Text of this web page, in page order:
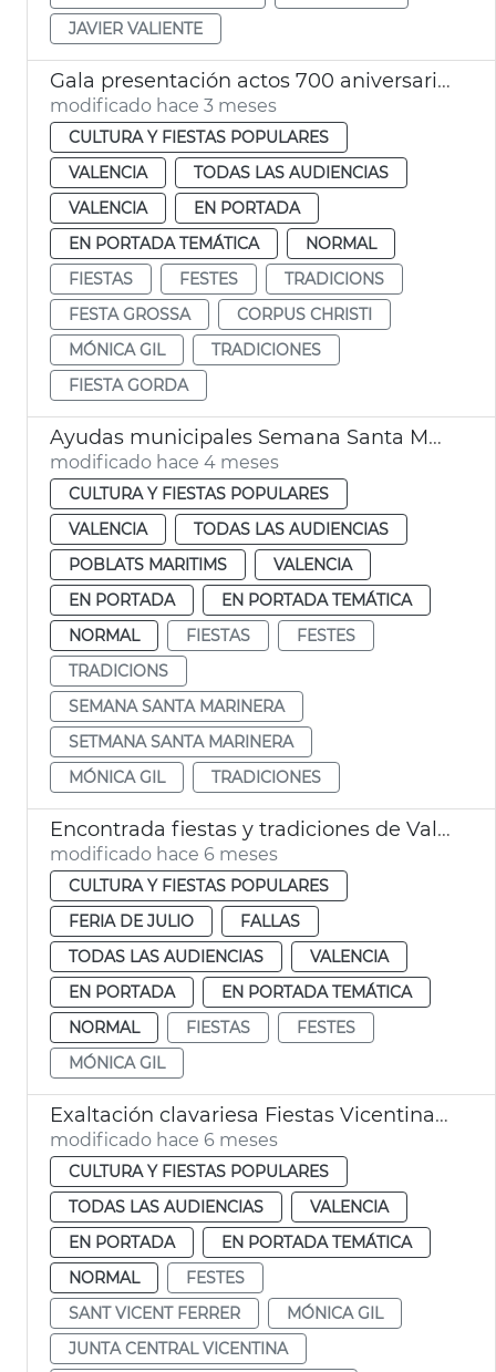
JAVIER VALIENTE
Gala presentación actos 700 aniversario Corpus Christi València
modificado hace 3 meses
CULTURA Y FIESTAS POPULARES
VALENCIA
TODAS LAS AUDIENCIAS
VALENCIA
EN PORTADA
EN PORTADA TEMÁTICA
NORMAL
FIESTAS
FESTES
TRADICIONS
FESTA GROSSA
CORPUS CHRISTI
MÓNICA GIL
TRADICIONES
FIESTA GORDA
Ayudas municipales Semana Santa Marinera València
modificado hace 4 meses
CULTURA Y FIESTAS POPULARES
VALENCIA
TODAS LAS AUDIENCIAS
POBLATS MARITIMS
VALENCIA
EN PORTADA
EN PORTADA TEMÁTICA
NORMAL
FIESTAS
FESTES
TRADICIONS
SEMANA SANTA MARINERA
SETMANA SANTA MARINERA
MÓNICA GIL
TRADICIONES
Encontrada fiestas y tradiciones de València
modificado hace 6 meses
CULTURA Y FIESTAS POPULARES
FERIA DE JULIO
FALLAS
TODAS LAS AUDIENCIAS
VALENCIA
EN PORTADA
EN PORTADA TEMÁTICA
NORMAL
FIESTAS
FESTES
MÓNICA GIL
Exaltación clavariesa Fiestas Vicentinas 2026
modificado hace 6 meses
CULTURA Y FIESTAS POPULARES
TODAS LAS AUDIENCIAS
VALENCIA
EN PORTADA
EN PORTADA TEMÁTICA
NORMAL
FESTES
SANT VICENT FERRER
MÓNICA GIL
JUNTA CENTRAL VICENTINA